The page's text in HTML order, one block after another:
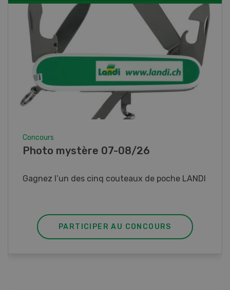
Concours
Photo mystère 07-08/26
Gagnez l’un des cinq couteaux de poche LANDI
PARTICIPER AU CONCOURS